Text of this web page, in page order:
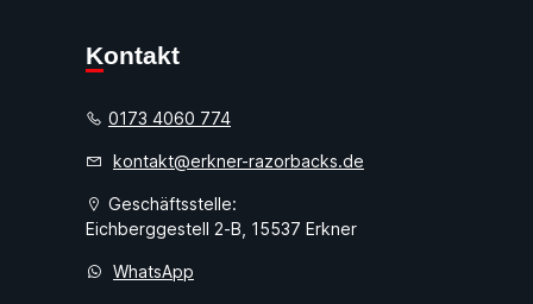
Kontakt
0173 4060 774
kontakt@erkner-razorbacks.de
Geschäftsstelle:
Eichberggestell 2-B, 15537 Erkner
WhatsApp